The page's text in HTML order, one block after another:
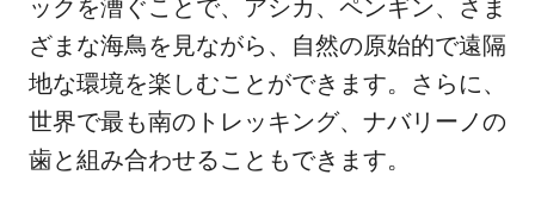
ックを漕ぐことで、アシカ、ペンギン、さま
ざまな海鳥を見ながら、自然の原始的で遠隔
地な環境を楽しむことができます。さらに、
世界で最も南のトレッキング、ナバリーノの
歯と組み合わせることもできます。